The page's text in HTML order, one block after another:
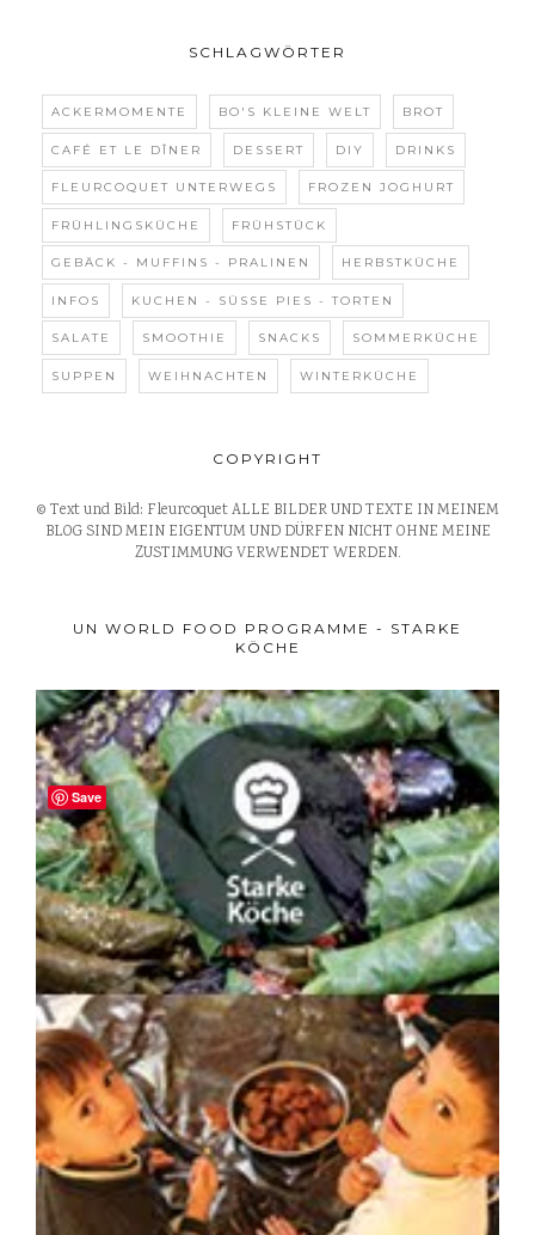
SCHLAGWÖRTER
ACKERMOMENTE BO'S KLEINE WELT BROT
CAFÉ ET LE DÎNER DESSERT DIY DRINKS
FLEURCOQUET UNTERWEGS FROZEN JOGHURT
FRÜHLINGSKÜCHE FRÜHSTÜCK
GEBÄCK - MUFFINS - PRALINEN HERBSTKÜCHE
INFOS KUCHEN - SÜSSE PIES - TORTEN
SALATE SMOOTHIE SNACKS SOMMERKÜCHE
SUPPEN WEIHNACHTEN WINTERKÜCHE
COPYRIGHT
© Text und Bild: Fleurcoquet ALLE BILDER UND TEXTE IN MEINEM
BLOG SIND MEIN EIGENTUM UND DÜRFEN NICHT OHNE MEINE
ZUSTIMMUNG VERWENDET WERDEN.
UN WORLD FOOD PROGRAMME - STARKE
KÖCHE
Save